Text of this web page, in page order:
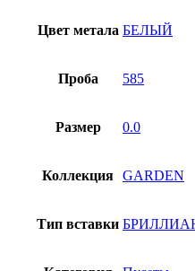
Цвет метала БЕЛЫЙ
Проба 585
Размер 0.0
Коллекция GARDEN
Тип вставки